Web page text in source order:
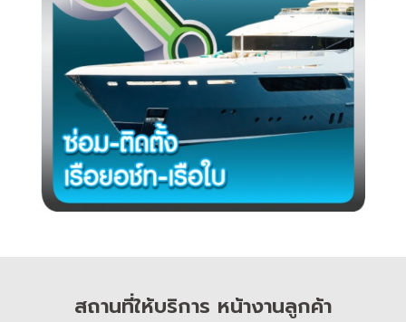
สถานที่ให้บริการ หน้างานลูกค้า